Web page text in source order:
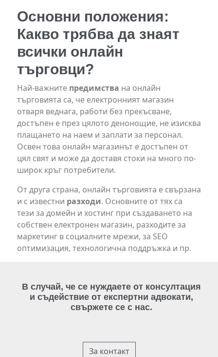
Основни положения:
Какво трябва да знаят
всички онлайн
търговци?
Най-важните предимства на онлайн
търговията са, че електронният магазин
отваря веднага, работи без прекъсване,
достъпен е през цялото денонощие, не изисква
плащането на наем и заплати за персонал.
Освен това онлайн магазинът е достъпен от
цял свят и може да доставя стоки на много по-
широк кръг потребители.
От друга страна, онлайн търговията е свързана
и с известни разходи. Основните от тях са
тези за домейн и хостинг при създаването на
собствен електронен магазин, разходите за
маркетинг в социалните мрежи, за SEO
оптимизация, технологична поддръжка и пр.
В случай, че се нуждаете от консултация
и съдействие от експертни адвокати,
свържете се с нас.
За контакт